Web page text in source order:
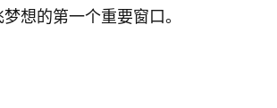
想的第一个重要窗口。